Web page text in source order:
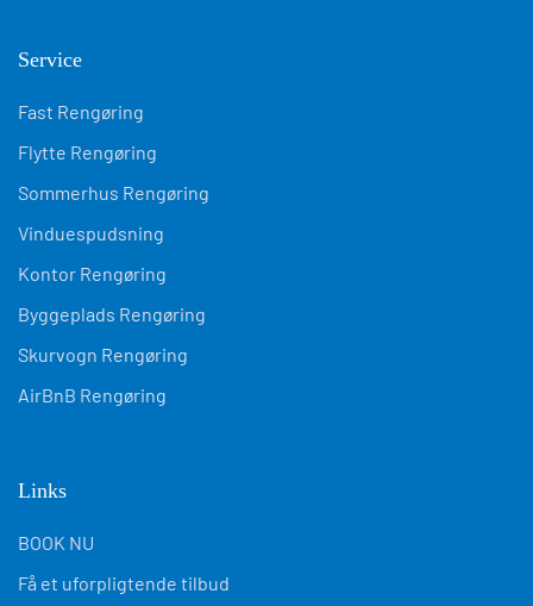
Service
Fast Rengøring
Flytte Rengøring
Sommerhus Rengøring
Vinduespudsning
Kontor Rengøring
Byggeplads Rengøring
Skurvogn Rengøring
AirBnB Rengøring
Links
BOOK NU
Få et uforpligtende tilbud